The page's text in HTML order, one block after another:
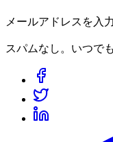
メールアドレスを入力
スパムなし。いつで